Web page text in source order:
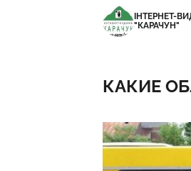
ІНТЕРНЕТ-
"КАРАЧУН"
КАКИЕ